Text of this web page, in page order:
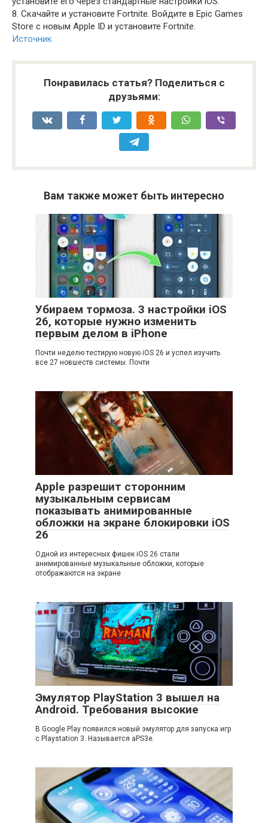
8. Скачайте и установите Fortnite. Войдите в Epic Games
Store с новым Apple ID и установите Fortnite.
Источник
Понравилась статья? Поделиться с
друзьями:
Вам также может быть интересно
Убираем тормоза. 3 настройки iOS
26, которые нужно изменить
первым делом в iPhone
Почти неделю тестирую новую iOS 26 и успел изучить
все 27 новшеств системы. Почти
Apple разрешит сторонним
музыкальным сервисам
показывать анимированные
обложки на экране блокировки iOS
26
Одной из интересных фишек iOS 26 стали
анимированные музыкальные обложки, которые
отображаются на экране
Эмулятор PlayStation 3 вышел на
Android. Требования высокие
В Google Play появился новый эмулятор для запуска игр
с Playstation 3. Называется aPS3e.